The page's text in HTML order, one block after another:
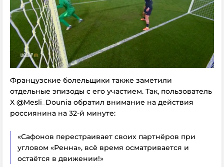
Французские болельщики также заметили
отдельные эпизоды с его участием. Так, пользователь
X @Mesli_Dounia обратил внимание на действия
россиянина на 32-й минуте:
«Сафонов перестраивает своих партнёров при
угловом «Ренна», всё время осматривается и
остаётся в движении!»